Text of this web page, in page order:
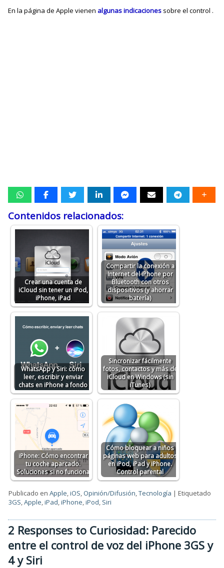
En la página de Apple vienen algunas indicaciones sobre el control .
Contenidos relacionados:
Crear una cuenta de
iCloud sin tener un iPod,
iPhone, iPad
Compartir la conexión a
Internet del iPhone por
Bluetooth con otros
dispositivos (y ahorrar
batería)
WhatsApp y Siri: cómo
leer, escribir y enviar
chats en iPhone a fondo
Sincronizar fácilmente
fotos, contactos y más de
iCloud en Windows (sin
iTunes)
iPhone: Cómo encontrar
tu coche aparcado.
Soluciones si no funciona
Cómo bloquear a niños
páginas web para adultos
en iPod, iPad y iPhone.
Control parental
Publicado en Apple,iOS, Opinión/Difusión,Tecnología |Etiquetado
3GS,Apple,iPad,iPhone,iPod, Siri
2 Responses to Curiosidad: Parecido
entre el control de voz del iPhone 3GS y
4 y Siri